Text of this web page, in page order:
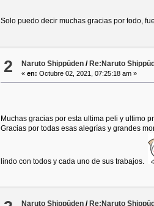
Solo puedo decir muchas gracias por todo,
2 Naruto Shippūden / Re:Naruto
«en: Octubre 02, 2021, 07:25:18 am »
Muchas gracias por esta ultima peli y ultimo
Gracias por todas esas alegrías y grandes
lindo con todos y cada uno de sus trabajos.
Naruto Shippūden / Re:Naruto